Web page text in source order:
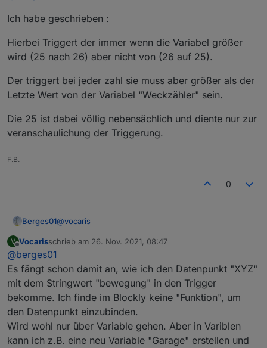
Wenn man ohne Vorkenntnis da reingeworfen wird
beantworten sind da Doku meinst nur in Englisch
vorliegt oder zu hochgestochen und Teilweise gar
Also Probieren, immer in kleinen Happen damit es
nicht zu Unübersichtlich wird.
Auch hierbei wird getriggert und da auch auf
Hierbei Triggert der immer wenn die Variabel
größer wird (25 nach 26) aber nicht von (26 auf
Jetzt muss ich auch mal nachfragen... Warum wird
Ich habe geschrieben :
Hierbei Triggert der immer wenn die Variabel größer
wird (25 nach 26) aber nicht von (26 auf 25).
Der triggert bei jeder zahl sie muss aber größer als der
Letzte Wert von der Variabel "Weckzähler" sein.
Die 25 ist dabei völlig nebensächlich und diente nur zur
veranschaulichung der Triggerung.
F.B.
0
Berges01@vocaris
Guten Morgen
schau mal !
V
Offline
Vocarisschrieb am 26. Nov. 2021, 08:47
zuletzt editiert von
@berges01
Es fängt schon damit an, wie ich den Datenpunkt "XYZ"
mit dem Stringwert "bewegung" in den Trigger
bekomme. Ich finde im Blockly keine "Funktion", um
den Datenpunkt einzubinden.
Wird wohl nur über Variable gehen. Aber in Variblen
kann ich z.B. eine neu Variable "Garage" erstellen und